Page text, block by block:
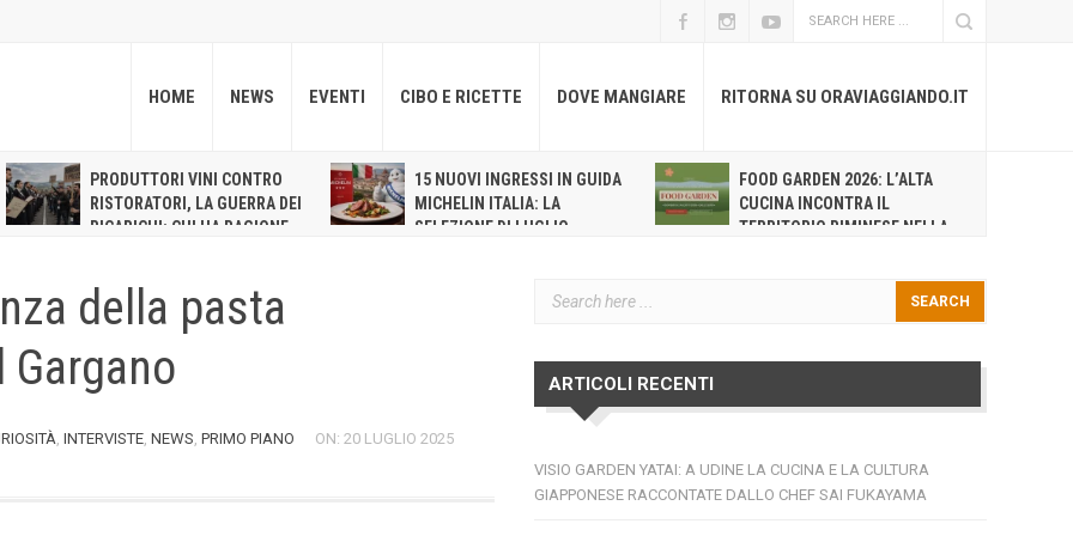
HOME NEWS EVENTI CIBO E RICETTE DOVE MANGIARE RITORNA SU ORAVIAGGIANDO.IT
PRODUTTORI VINI CONTRO
RISTORATORI, LA GUERRA DEI
RICARICHI: CHI HA RAGIONE,
15 NUOVI INGRESSI IN GUIDA
MICHELIN ITALIA: LA
SELEZIONE DI LUGLIO
FOOD GARDEN 2026: L’ALTA
CUCINA INCONTRA IL
TERRITORIO RIMINESE NELLA
della pasta
, INTERVISTE, NEWS, PRIMO PIANO ON: 20 LUGLIO 2025
ARTICOLI RECENTI
VISIO GARDEN YATAI: A UDINE LA CUCINA E LA CULTURA
GIAPPONESE RACCONTATE DALLO CHEF SAI FUKAYAMA